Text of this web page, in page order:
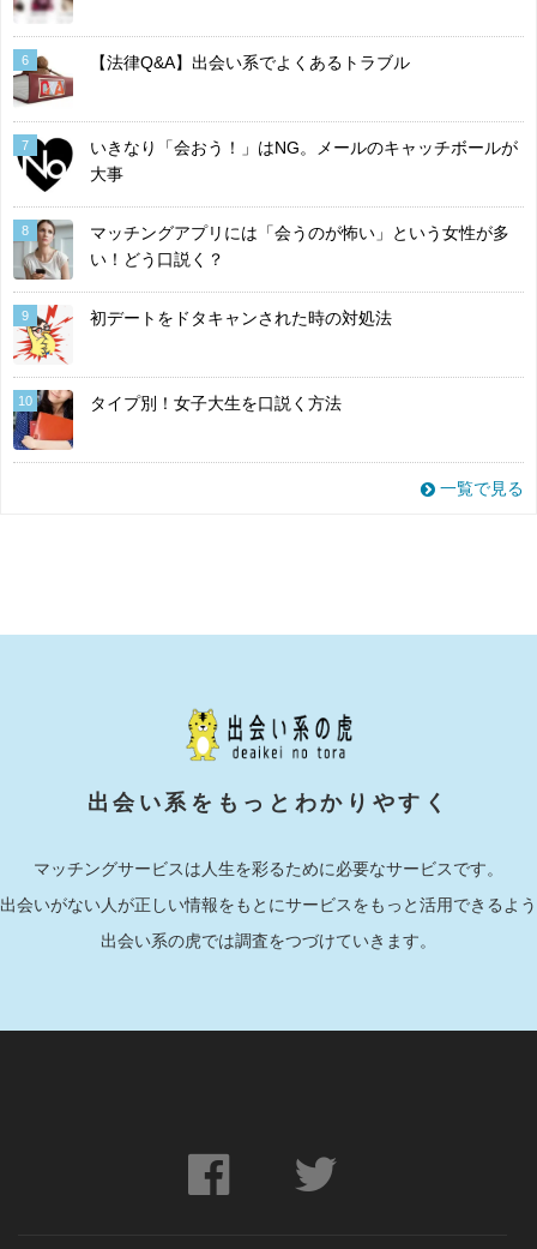
6 【法律Q&A】出会い系でよくあるトラブル
7
いきなり「会おう！」はNG。メールのキャッチボールが
大事
8
マッチングアプリには「会うのが怖い」という女性が多
い！どう口説く？
9 初デートをドタキャンされた時の対処法
10 タイプ別！女子大生を口説く方法
一覧で見る
出会い系をもっとわかりやすく
マッチングサービスは人生を彩るために必要なサービスです。
出会いがない人が正しい情報をもとにサービスをもっと活用できるよう
出会い系の虎では調査をつづけていきます。